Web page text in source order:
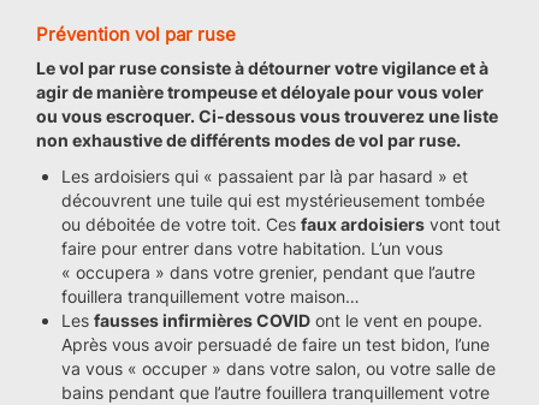
Prévention vol par ruse
Le vol par ruse consiste à détourner votre vigilance et à
agir de manière trompeuse et déloyale pour vous voler
ou vous escroquer. Ci-dessous vous trouverez une liste
non exhaustive de différents modes de vol par ruse.
Les ardoisiers qui « passaient par là par hasard » et
découvrent une tuile qui est mystérieusement tombée
ou déboitée de votre toit. Ces faux ardoisiers vont tout
faire pour entrer dans votre habitation. L’un vous
« occupera » dans votre grenier, pendant que l’autre
fouillera tranquillement votre maison…
Les fausses infirmières COVID ont le vent en poupe.
Après vous avoir persuadé de faire un test bidon, l’une
va vous « occuper » dans votre salon, ou votre salle de
bains pendant que l’autre fouillera tranquillement votre